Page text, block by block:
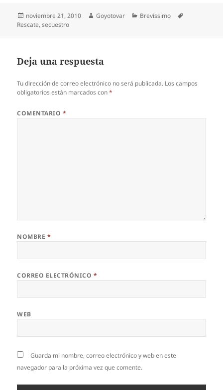
Publicado
el
noviembre 21, 2010 Autor
Goyotovar Categorías
Brevíssimo
Rescate,secuestro
Deja una respuesta
Tu dirección de correo electrónico no será publicada. Los campos
obligatorios están marcados con*
COMENTARIO *
NOMBRE *
CORREO ELECTRÓNICO *
WEB
Guarda mi nombre, correo electrónico y web en este
navegador para la próxima vez que comente.